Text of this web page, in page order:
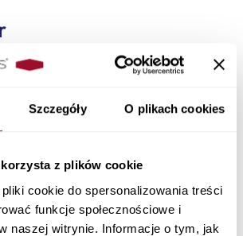
Szczegóły O plikach cookies
z plików cookie
cookie do spersonalizowania treści
funkcje społecznościowe i
naszej witrynie. Informacje o tym, jak
zgodę na otrzymywanie
informacji handlowych drogą mailową oraz
Politykę Prywatnościi Cookies.